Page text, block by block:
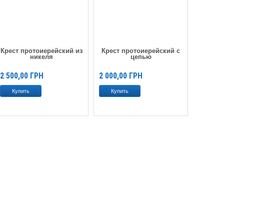
Крест протоиерейский из
никеля
2 500,00ГРН
Крест протоиерейский с
цепью
2 000,00 ГРН